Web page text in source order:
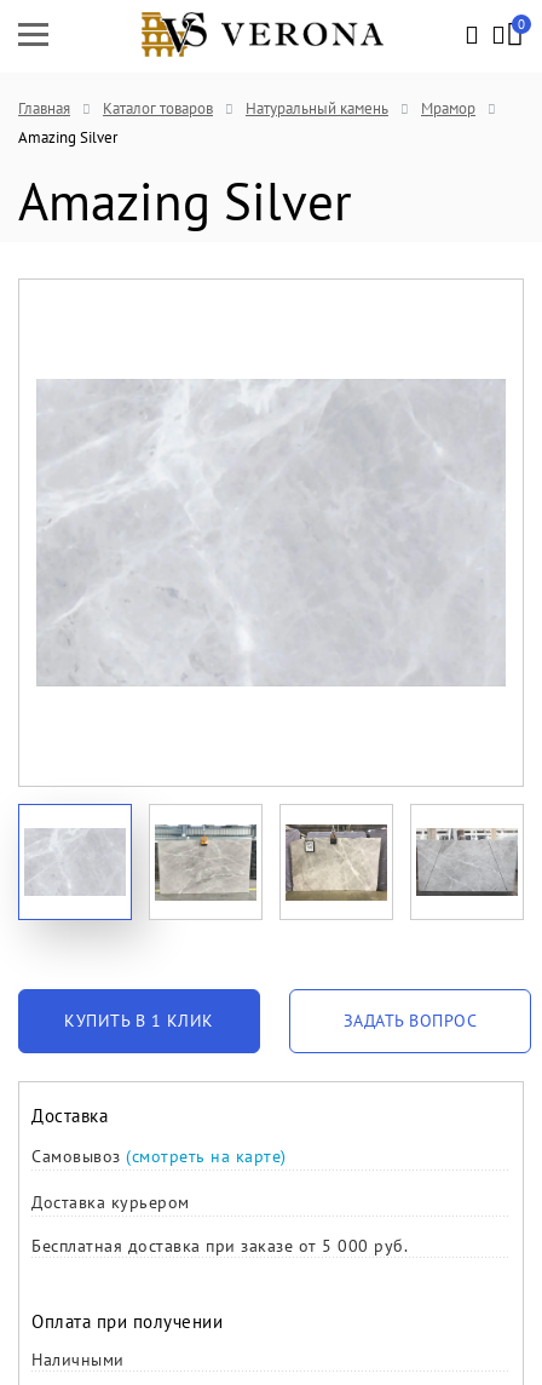
0
Главная Каталог товаров Натуральный камень
Мрамор
Amazing Silver
Amazing Silver
КУПИТЬ В 1 КЛИК ЗАДАТЬ ВОПРОС
Доставка
Самовывоз (смотреть на карте)
Доставка курьером
Бесплатная доставка при заказе от 5 000 руб.
Оплата при получении
Наличными